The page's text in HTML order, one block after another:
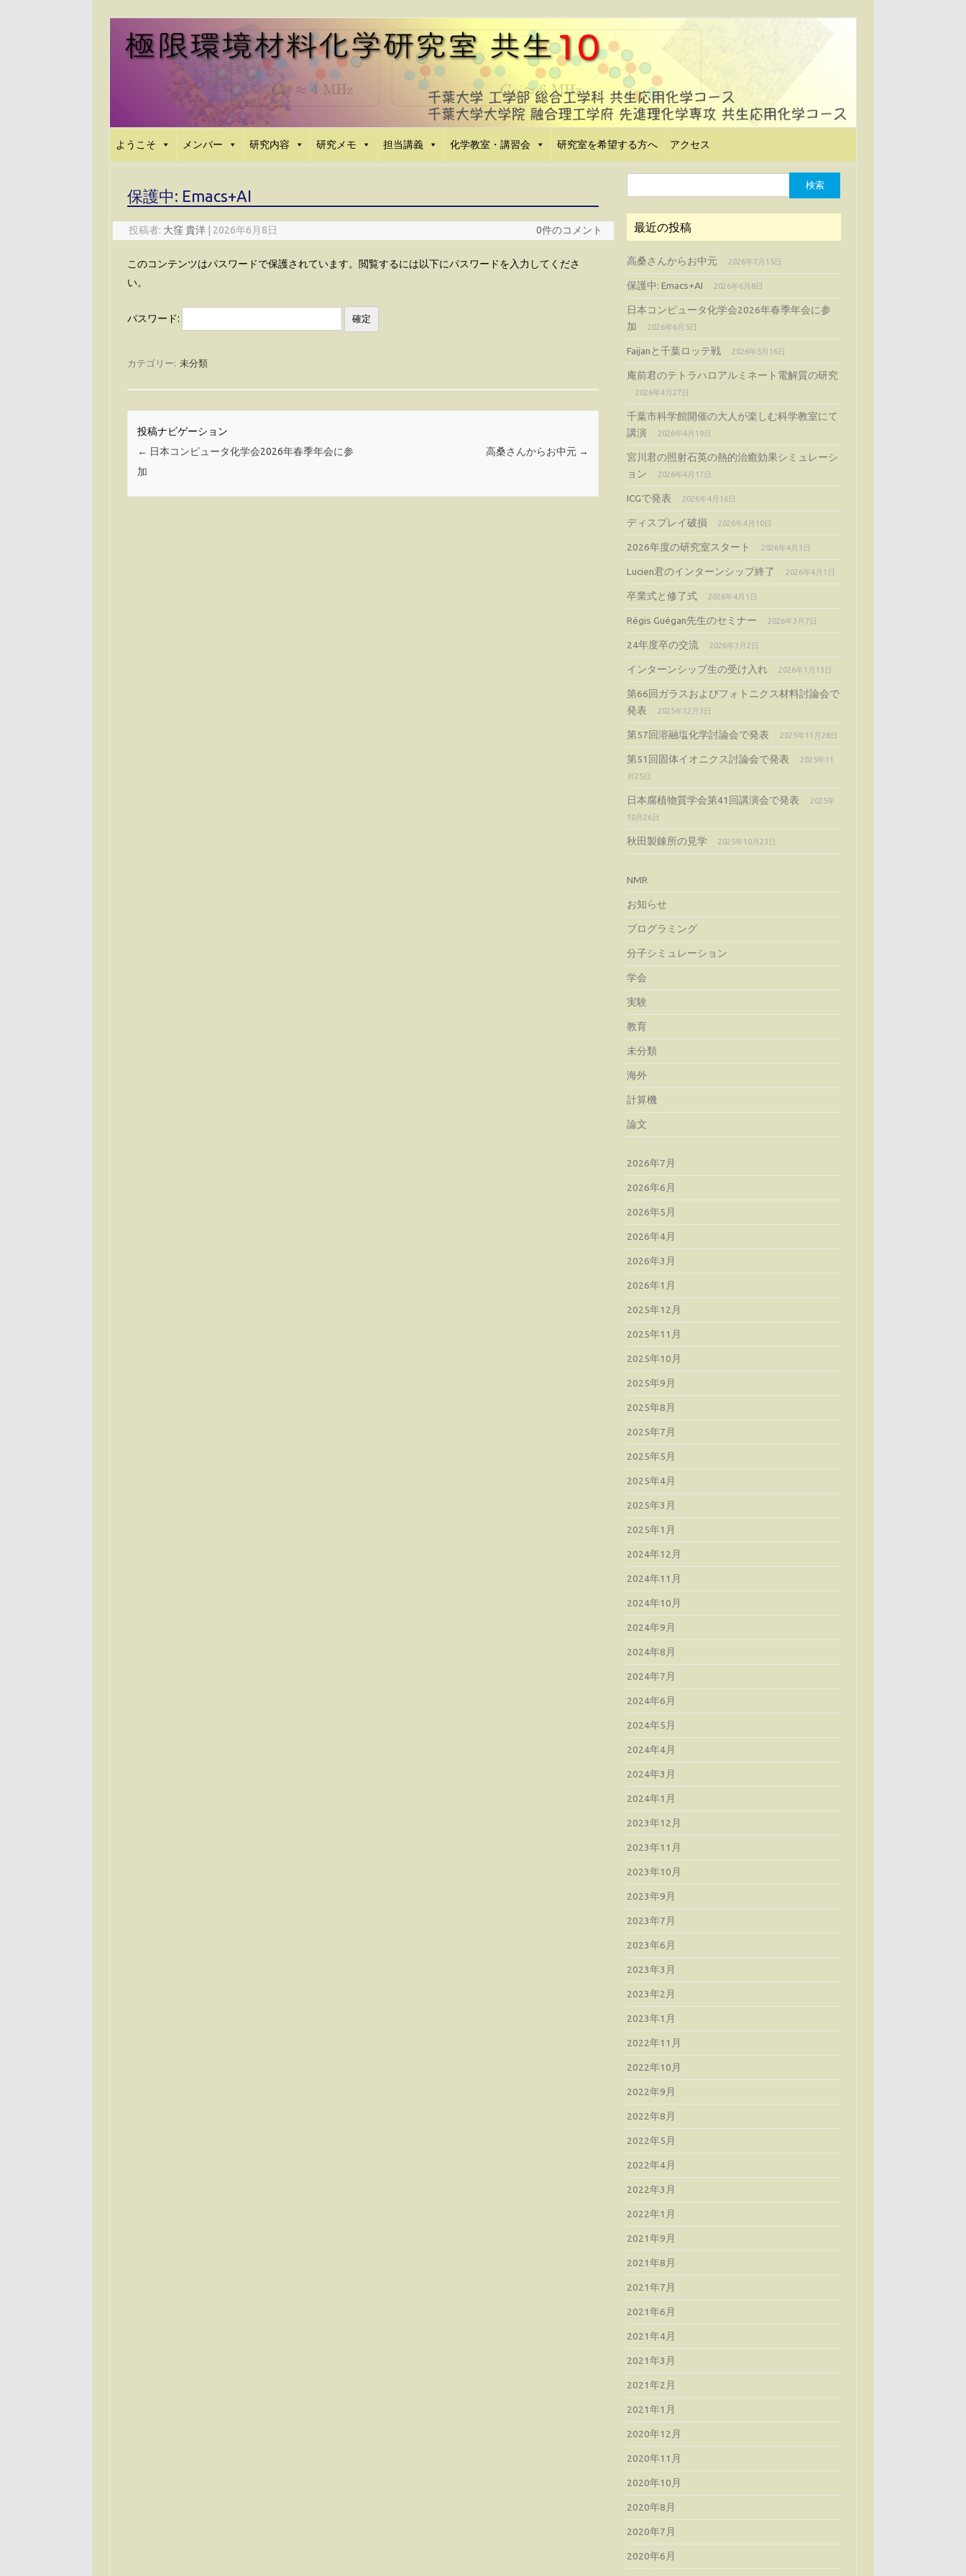
コ
ようこそ メンバー 研究内容 研究メモ 担当講義 化学教室・講習会 研究室を希望する方へ アクセス
保護中: Emacs+AI
投稿者: 大窪 貴洋 2026年6月8日 0件のコメント
このコンテンツはパスワードで保護されています。閲覧するには以下にパスワードを入力してくださ
い。
パスワード:
カテゴリー: 未分類
投稿ナビゲーション
← 日本コンピュータ化学会2026年春季年会に参
加
高桑さんからお中元 →
索:
最近の投稿
高桑さんからお中元 2026年7月15日
保護中: Emacs+AI 2026年6月8日
日本コンピュータ化学会2026年春季年会に参
加
2026年6月5日
Faijanと千葉ロッテ戦 2026年5月16日
庵前君のテトラハロアルミネート電解質の研究
2026年4月27日
千葉市科学館開催の大人が楽しむ科学教室にて
講演
2026年4月19日
宮川君の照射石英の熱的治癒効果シミュレーシ
ョン
2026年4月17日
ICGで発表 2026年4月16日
ディスプレイ破損 2026年4月10日
2026年度の研究室スタート 2026年4月3日
Lucien君のインターンシップ終了 2026年4月1日
卒業式と修了式 2026年4月1日
Régis Guégan先生のセミナー 2026年3月7日
24年度卒の交流 2026年3月2日
インターンシップ生の受け入れ 2026年1月13日
第66回ガラスおよびフォトニクス材料討論会で
発表
2025年12月3日
第57回溶融塩化学討論会で発表 2025年11月28日
第51回固体イオニクス討論会で発表
2025年11
月25日
日本腐植物質学会第41回講演会で発表
2025年
10月26日
秋田製錬所の見学 2025年10月23日
NMR
お知らせ
プログラミング
分子シミュレーション
学会
実験
教育
未分類
海外
計算機
論文
2026年7月
2026年6月
2026年5月
2026年4月
2026年3月
2026年1月
2025年12月
2025年11月
2025年10月
2025年9月
2025年8月
2025年7月
2025年5月
2025年4月
2025年3月
2025年1月
2024年12月
2024年11月
2024年10月
2024年9月
2024年8月
2024年7月
2024年6月
2024年5月
2024年4月
2024年3月
2024年1月
2023年12月
2023年11月
2023年10月
2023年9月
2023年7月
2023年6月
2023年3月
2023年2月
2023年1月
2022年11月
2022年10月
2022年9月
2022年8月
2022年5月
2022年4月
2022年3月
2022年1月
2021年9月
2021年8月
2021年7月
2021年6月
2021年4月
2021年3月
2021年2月
2021年1月
2020年12月
2020年11月
2020年10月
2020年8月
2020年7月
2020年6月